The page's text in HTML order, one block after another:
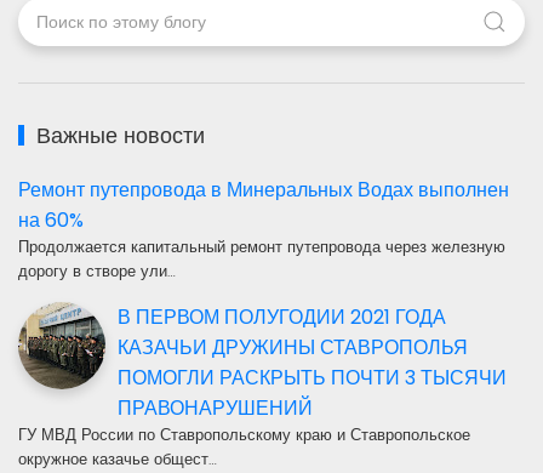
Важные новости
Ремонт путепровода в Минеральных Водах выполнен
на 60%
Продолжается капитальный ремонт путепровода через железную
дорогу в створе ули…
В ПЕРВОМ ПОЛУГОДИИ 2021 ГОДА
КАЗАЧЬИ ДРУЖИНЫ СТАВРОПОЛЬЯ
ПОМОГЛИ РАСКРЫТЬ ПОЧТИ 3 ТЫСЯЧИ
ПРАВОНАРУШЕНИЙ
ГУ МВД России по Ставропольскому краю и Ставропольское
окружное казачье общест…